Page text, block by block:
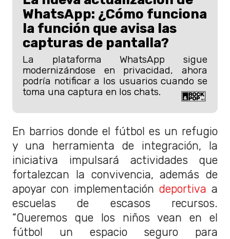
WhatsApp: ¿Cómo funciona
la función que avisa las
capturas de pantalla?
La plataforma WhatsApp sigue
modernizándose en privacidad, ahora
podría notificar a los usuarios cuando se
toma una captura en los chats.
En barrios donde el fútbol es un refugio
y una herramienta de integración, la
iniciativa impulsará actividades que
fortalezcan la convivencia, además de
apoyar con implementación deportiva a
escuelas de escasos recursos.
“Queremos que los niños vean en el
fútbol un espacio seguro para